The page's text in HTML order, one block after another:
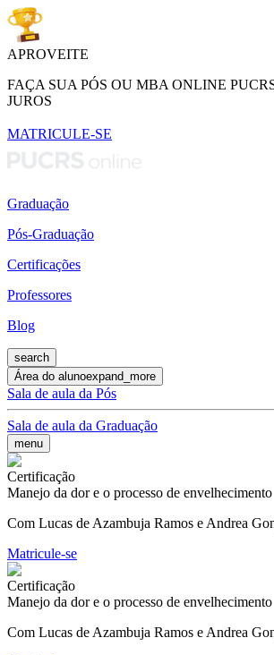
APROVEITE
FAÇA SUA PÓS OU MBA ONLINE
JUROS
MATRICULE-SE
Graduação
Pós-Graduação
Certificações
Professores
Blog
search
Área do alunoexpand_more
Sala de aula da Pós
Sala de aula da Graduação
menu
Certificação
Manejo da dor e o processo de envelhecimento
Com Lucas de Azambuja Ramos e Andrea
Matricule-se
Certificação
Manejo da dor e o processo de envelhecimento
Com Lucas de Azambuja Ramos e Andrea